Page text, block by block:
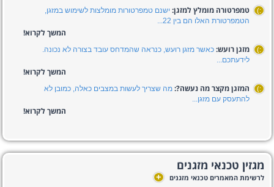
:) טמפרטורה מומלץ למזגן: ישנם טמפרטורות מומלצות לשימוש במזגן,
הטמפרטורת האלו הם בין 22...
המשך לקרוא!
:) מזגן רועש: כאשר מזגן רועש, כנראה שהמדחס עובד בצורה לא נכונה.
לידעתכם...
המשך לקרוא!
:) המזגן מקצר מה נעשה?: מה שצריך לעשות במצבים כאלה, כמובן לא
להתעסק עם מזגן...
המשך לקרוא!
מגזין טכנאי מזגנים
לרשימת המאמרים טכנאי מזגנים +